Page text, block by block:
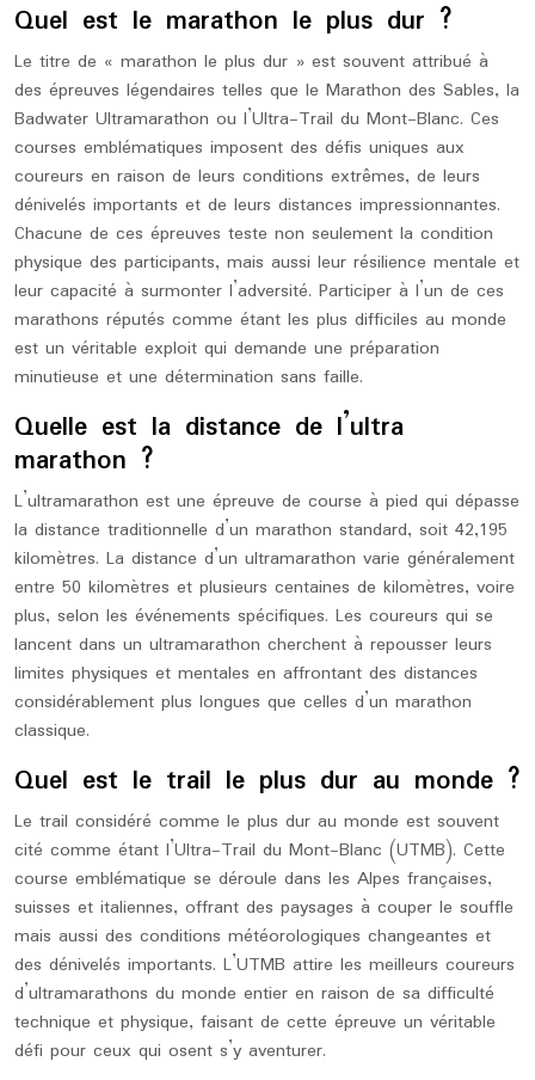
Quel est le marathon le plus dur ?
Le titre de « marathon le plus dur » est souvent attribué à
des épreuves légendaires telles que le Marathon des Sables, la
Badwater Ultramarathon ou l’Ultra-Trail du Mont-Blanc. Ces
courses emblématiques imposent des défis uniques aux
coureurs en raison de leurs conditions extrêmes, de leurs
dénivelés importants et de leurs distances impressionnantes.
Chacune de ces épreuves teste non seulement la condition
physique des participants, mais aussi leur résilience mentale et
leur capacité à surmonter l’adversité. Participer à l’un de ces
marathons réputés comme étant les plus difficiles au monde
est un véritable exploit qui demande une préparation
minutieuse et une détermination sans faille.
Quelle est la distance de l’ultra
marathon ?
L’ultramarathon est une épreuve de course à pied qui dépasse
la distance traditionnelle d’un marathon standard, soit 42,195
kilomètres. La distance d’un ultramarathon varie généralement
entre 50 kilomètres et plusieurs centaines de kilomètres, voire
plus, selon les événements spécifiques. Les coureurs qui se
lancent dans un ultramarathon cherchent à repousser leurs
limites physiques et mentales en affrontant des distances
considérablement plus longues que celles d’un marathon
classique.
Quel est le trail le plus dur au monde ?
Le trail considéré comme le plus dur au monde est souvent
cité comme étant l’Ultra-Trail du Mont-Blanc (UTMB). Cette
course emblématique se déroule dans les Alpes françaises,
suisses et italiennes, offrant des paysages à couper le souffle
mais aussi des conditions météorologiques changeantes et
des dénivelés importants. L’UTMB attire les meilleurs coureurs
d’ultramarathons du monde entier en raison de sa difficulté
technique et physique, faisant de cette épreuve un véritable
défi pour ceux qui osent s’y aventurer.